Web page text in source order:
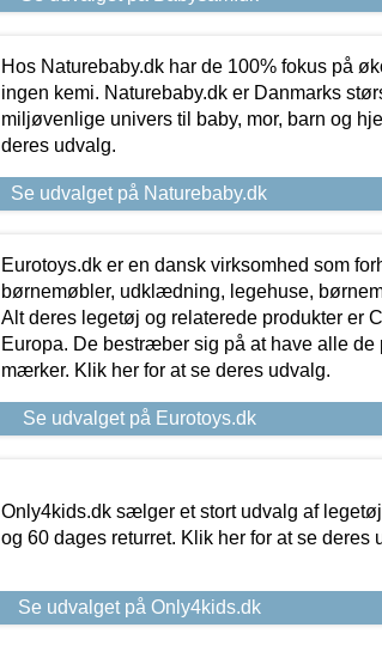
Hos Naturebaby.dk har de 100% fokus på
ingen kemi. Naturebaby.dk er Danmarks
miljøvenlige univers til baby, mor, barn og
deres udvalg.
Se udvalget på Naturebaby.dk
Eurotoys.dk er en dansk virksomhed som
børnemøbler, udklædning, legehuse,
Alt deres legetøj og relaterede produkter er
Europa. De bestræber sig på at have alle
mærker. Klik her for at se deres udvalg.
Se udvalget på Eurotoys.dk
Only4kids.dk sælger et stort udvalg af
og 60 dages returret. Klik her for at se deres
Se udvalget på Only4kids.dk